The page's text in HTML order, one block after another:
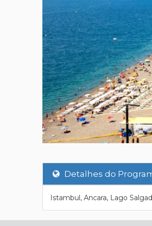
Detalhes do
Istambul, Ancara, Lago